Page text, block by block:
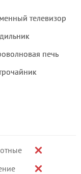
телевизор
печь